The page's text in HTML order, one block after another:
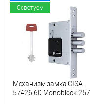
Советуем
Механизм замка CISA
57426.60 Monoblock 257L